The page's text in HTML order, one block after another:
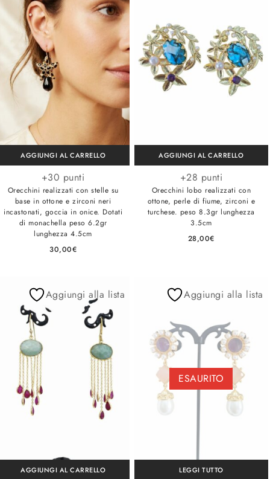
AGGIUNGI AL CARRELLO
+30 punti
Orecchini realizzati con stelle su
base in ottone e zirconi neri
incastonati, goccia in onice. Dotati
di monachella peso 6.2gr
lunghezza 4.5cm
30,00€
AGGIUNGI AL CARRELLO
+28 punti
Orecchini lobo realizzati con
ottone, perle di fiume, zirconi e
turchese. peso 8.3gr lunghezza
3.5cm
28,00€
AGGIUNGI AL CARRELLO
Aggiungi alla lista
ESAURITO
LEGGI TUTTO
Aggiungi alla lista